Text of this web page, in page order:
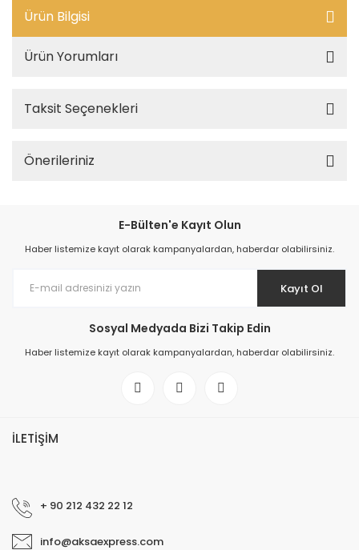
Ürün Bilgisi
Ürün Yorumları
Taksit Seçenekleri
Önerileriniz
E-Bülten'e Kayıt Olun
Haber listemize kayıt olarak kampanyalardan, haberdar olabilirsiniz.
Kayıt Ol
Sosyal Medyada Bizi Takip Edin
Haber listemize kayıt olarak kampanyalardan, haberdar olabilirsiniz.
İLETİŞİM
+ 90 212 432 22 12
info@aksaexpress.com